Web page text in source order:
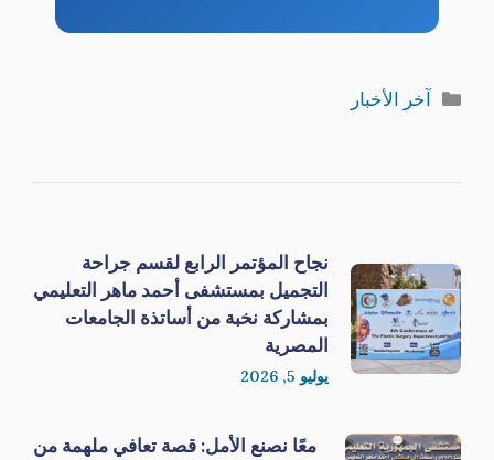
التصنيفات
آخر الأخبار
نجاح المؤتمر الرابع لقسم جراحة
التجميل بمستشفى أحمد ماهر التعليمي
بمشاركة نخبة من أساتذة الجامعات
المصرية
يوليو 5, 2026
معًا نصنع الأمل: قصة تعافي ملهمة من